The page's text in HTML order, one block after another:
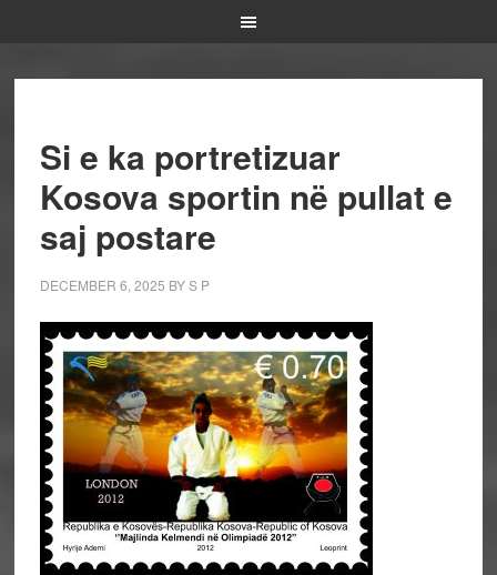
Si e ka portretizuar
Kosova sportin në pullat e
saj postare
DECEMBER 6, 2025 BYS P